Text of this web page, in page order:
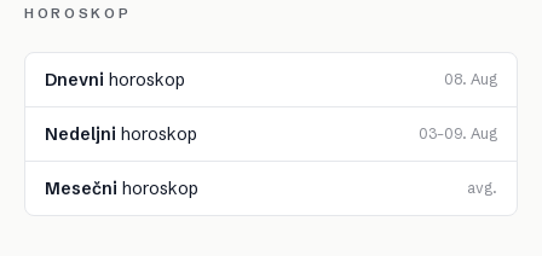
HOROSKOP
Dnevni horoskop 08. Aug
Nedeljni horoskop 03–09. Aug
Mesečni horoskop avg.